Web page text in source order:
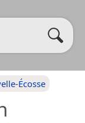
Écosse